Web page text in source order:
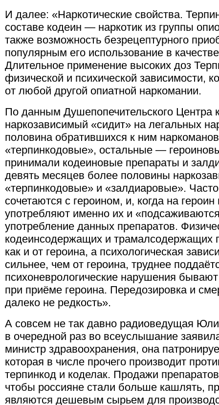
И далее: «Наркотические свойства.
составе кодеин — наркотик из группы
также возможность безрецептурного
популярным его использование в качестве
Длительное применение высоких доз
физической и психической зависимости,
от любой другой опиатной наркомании.
По данным Душепопечительского Центра
наркозависимый «сидит» на легальных
половина обратившихся к ним
«терпинкодовые», остальные —
принимали кодеиновые препараты и
девять месяцев более половины
«терпинкодовые» и «залдиаровые».
сочетаются с героином, и, когда на
употребляют именно их и
употребление данных препаратов.
кодеинсодержащих и трамалсодержащих
как и от героина, а психологическая
сильнее, чем от героина, труднее
психоневрологические нарушения
при приёме героина. Передозировка и
далеко не редкость».
А совсем не так давно радиоведущая
в очередной раз во всеуслышание
министр здравоохранения, она
которая в числе прочего производит
терпинкод и коделак. Продажи
чтобы россияне стали больше кашлять,
являются дешевым сырьем для